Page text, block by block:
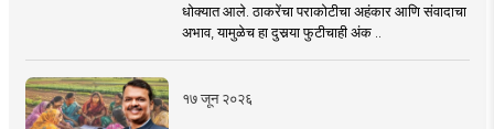
धोक्यात आले. ठाकरेंचा पराकोटीचा अहंकार आणि संवादाचा
अभाव, यामुळेच हा दुसर्‍या फुटीचाही अंक ..
१७ जून २०२६